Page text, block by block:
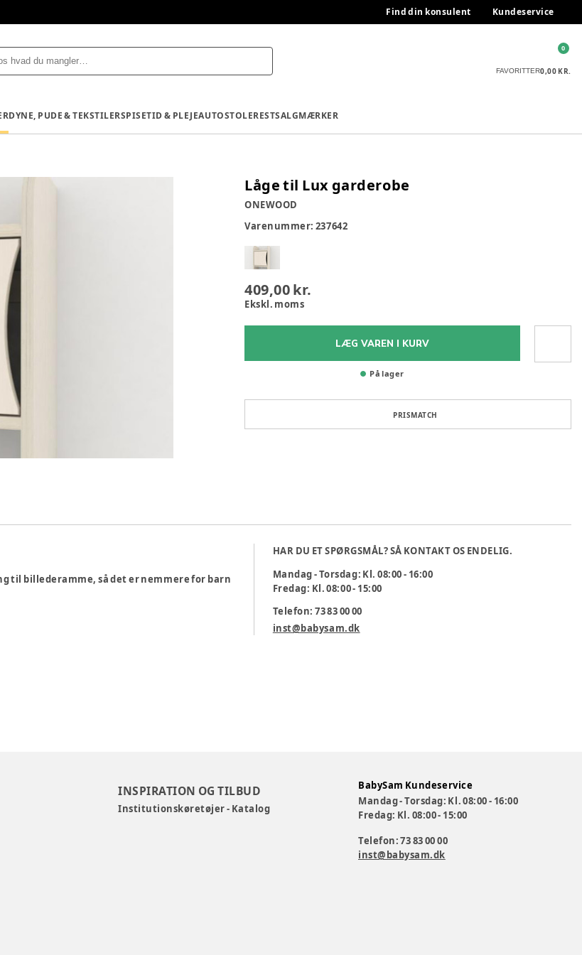
Find din konsulent Kundeservice
FAVORITTER0,00 KR.
0
DYNE, PUDE & TEKSTILERSPISETID & PLEJEAUTOSTOLERESTSALGMÆRKER
Låge til Lux garderobe
ONEWOOD
Varenummer: 237642
409,00 kr.
Ekskl. moms
LÆG VAREN I KURV
På lager
PRISMATCH
til billederamme, så det er nemmere for barn
HAR DU ET SPØRGSMÅL? SÅ KONTAKT OS ENDELIG.
Mandag - Torsdag: Kl. 08:00 - 16:00
Fredag: Kl. 08:00 - 15:00
Telefon: 73 83 00 00
inst@babysam.dk
INSPIRATION OG TILBUD
Institutionskøretøjer - Katalog
BabySam Kundeservice
Mandag - Torsdag: Kl. 08:00 - 16:00
Fredag: Kl. 08:00 - 15:00
Telefon: 73 83 00 00
inst@babysam.dk